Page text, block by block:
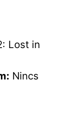
Lost in
Nincs